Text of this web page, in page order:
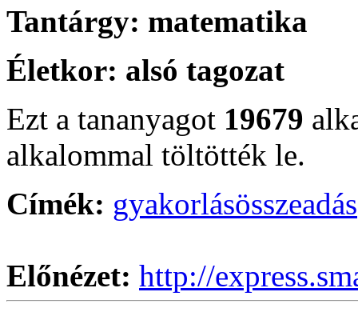
Tantárgy: matematika
Életkor: alsó tagozat
Ezt a tananyagot 19679
alkalommal töltötték le.
Címék: gyakorlásösszeadás
Előnézet: http://